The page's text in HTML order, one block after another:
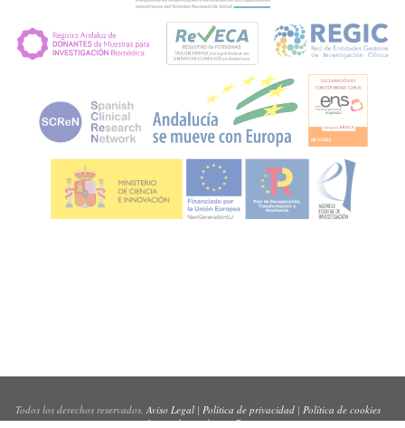
Todos los derechos reservados.Aviso Legal| Política de privacidad| Política de cookies
Sitio web creado porPynso